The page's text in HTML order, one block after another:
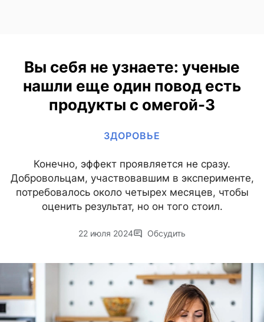
Вы себя не узнаете: ученые
нашли еще один повод есть
продукты с омегой-3
ЗДОРОВЬЕ
Конечно, эффект проявляется не сразу.
Добровольцам, участвовавшим в эксперименте,
потребовалось около четырех месяцев, чтобы
оценить результат, но он того стоил.
22 июля 2024 Обсудить